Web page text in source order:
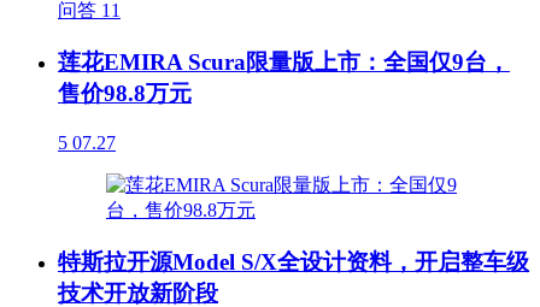
问答 11
莲花EMIRA Scura限量版上市：全国仅9台，
售价98.8万元
5 07.27
特斯拉开源Model S/X全设计资料，开启整车级
技术开放新阶段